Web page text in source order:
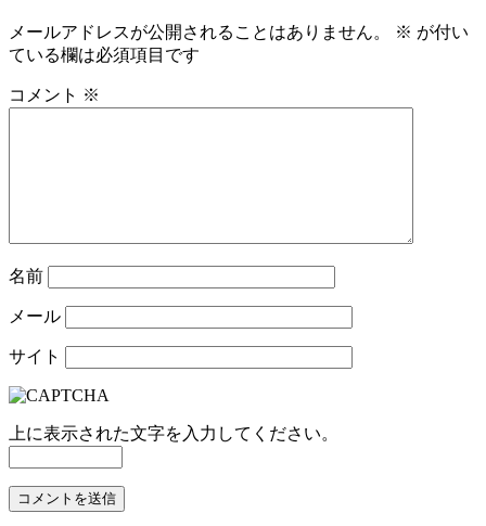
メールアドレスが公開されることはありません。 ※ が付い
ている欄は必須項目です
コメント ※
名前
メール
サイト
上に表示された文字を入力してください。